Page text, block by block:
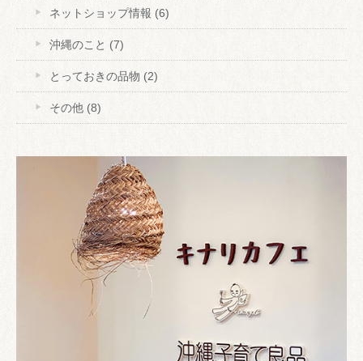
ネットショップ情報 (6)
沖縄のこと (7)
とっておきの品物 (2)
その他 (8)